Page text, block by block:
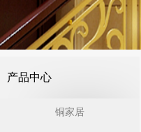
产品中心
铜家居